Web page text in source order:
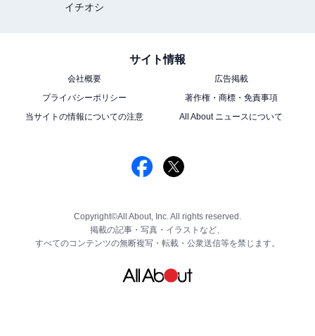
イチオシ
サイト情報
会社概要
広告掲載
プライバシーポリシー
著作権・商標・免責事項
当サイトの情報についての注意
All About ニュースについて
Copyright©All About, Inc. All rights reserved.
掲載の記事・写真・イラストなど、
すべてのコンテンツの無断複写・転載・公衆送信等を禁じます。